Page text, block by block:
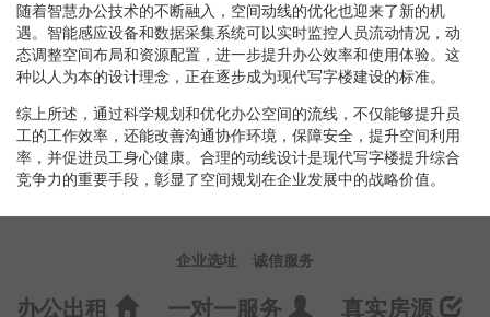
随着智慧办公技术的不断融入，空间动线的优化也迎来了新的机
遇。智能感应设备和数据采集系统可以实时监控人员流动情况，动
态调整空间布局和资源配置，进一步提升办公效率和使用体验。这
种以人为本的设计理念，正在逐步成为现代写字楼建设的标准。
综上所述，通过科学规划和优化办公空间的流线，不仅能够提升员
工的工作效率，还能改善沟通协作环境，保障安全，提升空间利用
率，并促进员工身心健康。合理的动线设计是现代写字楼提升综合
竞争力的重要手段，彰显了空间规划在企业发展中的战略价值。
企业选址 诚信服务
办公出租 一对一服务 真实房源